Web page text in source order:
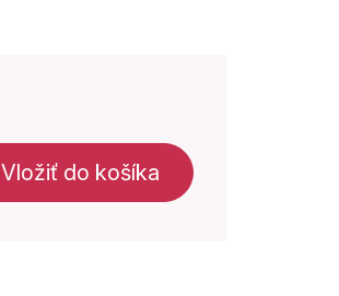
Vložiť do košíka